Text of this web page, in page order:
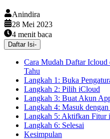
Anindira
28 Mei 2023
4 menit baca
Daftar Isi-
Cara Mudah Daftar
Tahu
Langkah 1: Buka
Langkah 2: Pilih iCloud
Langkah 3: Buat Akun
Langkah 4: Masuk
Langkah 5: Aktifkan Fitur
Langkah 6: Selesai
Kesimpulan